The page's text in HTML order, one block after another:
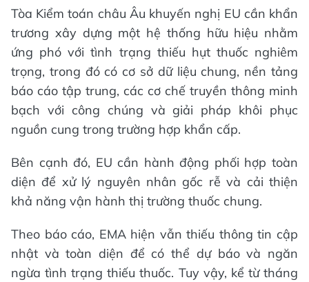
Tòa Kiểm toán châu Âu khuyến nghị EU cần khẩn
trương xây dựng một hệ thống hữu hiệu nhằm
ứng phó với tình trạng thiếu hụt thuốc nghiêm
trọng, trong đó có cơ sở dữ liệu chung, nền tảng
báo cáo tập trung, các cơ chế truyền thông minh
bạch với công chúng và giải pháp khôi phục
nguồn cung trong trường hợp khẩn cấp.
Bên cạnh đó, EU cần hành động phối hợp toàn
diện để xử lý nguyên nhân gốc rễ và cải thiện
khả năng vận hành thị trường thuốc chung.
Theo báo cáo, EMA hiện vẫn thiếu thông tin cập
nhật và toàn diện để có thể dự báo và ngăn
ngừa tình trạng thiếu thuốc. Tuy vậy, kể từ tháng